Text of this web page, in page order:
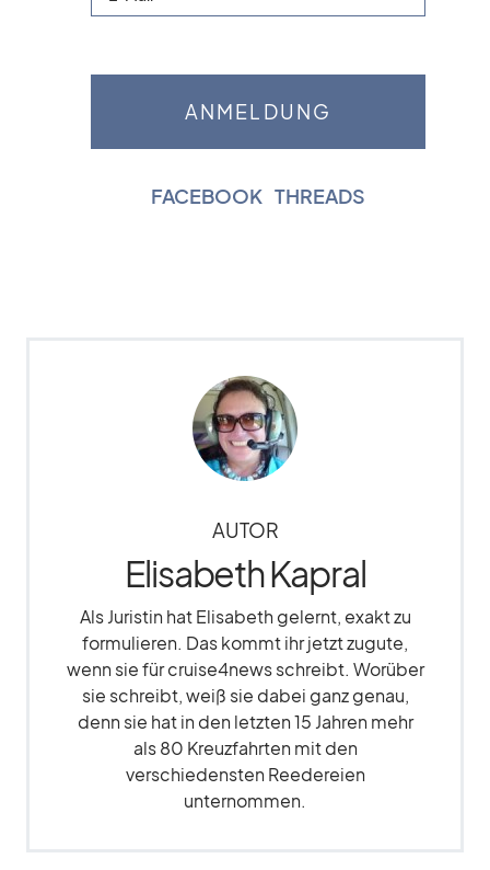
FACEBOOK THREADS
AUTOR
Elisabeth Kapral
Als Juristin hat Elisabeth gelernt, exakt zu
formulieren. Das kommt ihr jetzt zugute,
wenn sie für cruise4news schreibt. Worüber
sie schreibt, weiß sie dabei ganz genau,
denn sie hat in den letzten 15 Jahren mehr
als 80 Kreuzfahrten mit den
verschiedensten Reedereien
unternommen.